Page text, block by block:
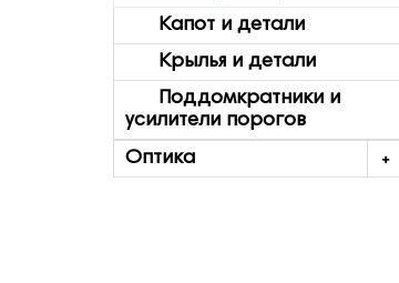
Капот и детали
Крылья и детали
Поддомкратники и
усилители порогов
Оптика